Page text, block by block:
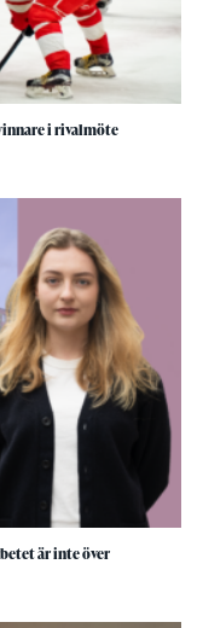
i rivalmöte
är inte över